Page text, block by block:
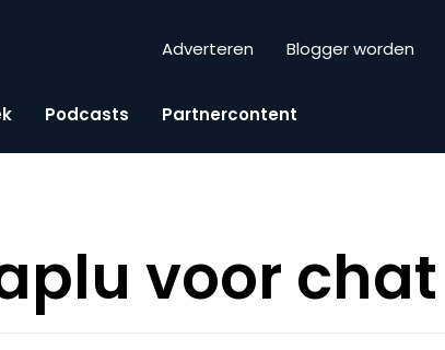
Adverteren Blogger worden
Podcasts Partnercontent
voor